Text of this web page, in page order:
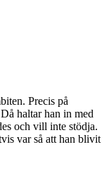
Precis på
haltar han in med
och vill inte stödja.
var så att han blivit